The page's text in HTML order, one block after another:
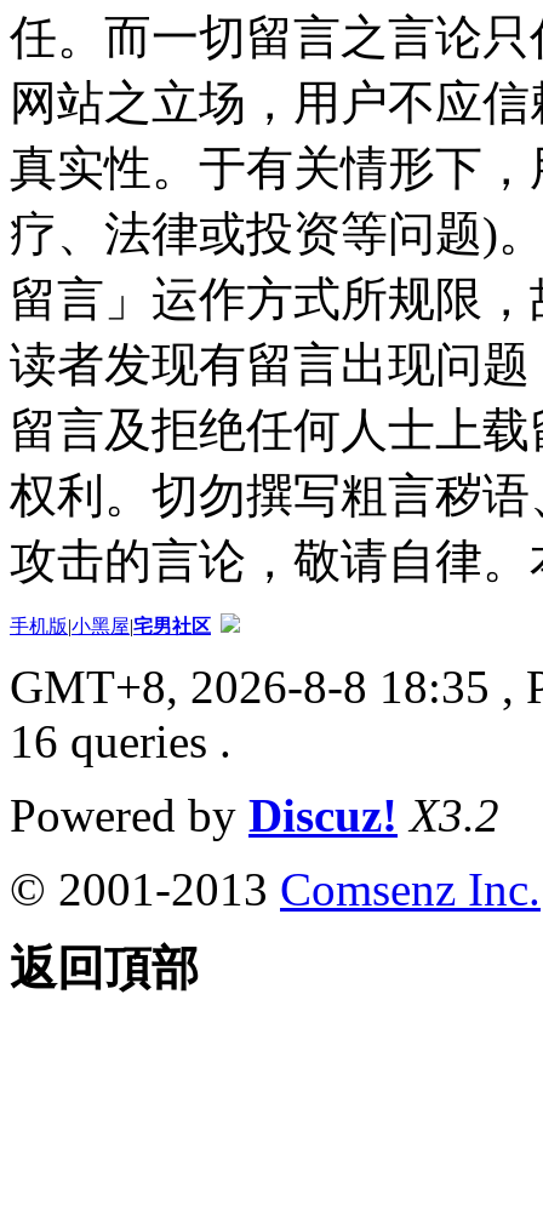
任。而一切留言之言论
网站之立场，用户不应
真实性。于有关情形下
疗、法律或投资等问题)
留言」运作方式所规限
读者发现有留言出现问
留言及拒绝任何人士上
权利。切勿撰写粗言秽
攻击的言论，敬请自律
手机版|小黑屋|宅男社区
GMT+8, 2026-8-8 18:35 ,
16 queries .
Powered by Discuz! X3.2
© 2001-2013 Comsenz Inc.
返回頂部